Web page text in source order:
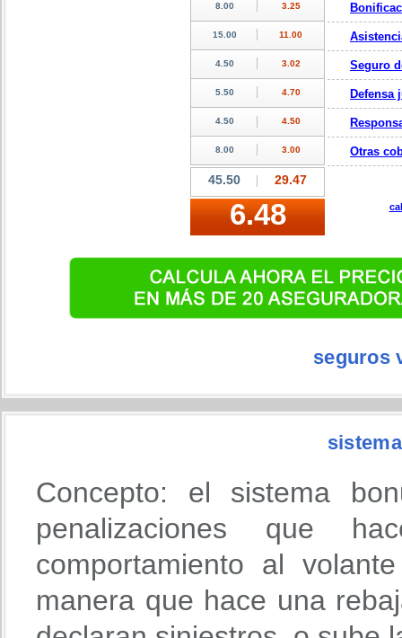
Seguro
Defensa
Otras
seguros
Concepto: el sistema
penalizaciones que
comportamiento al
manera que hace una